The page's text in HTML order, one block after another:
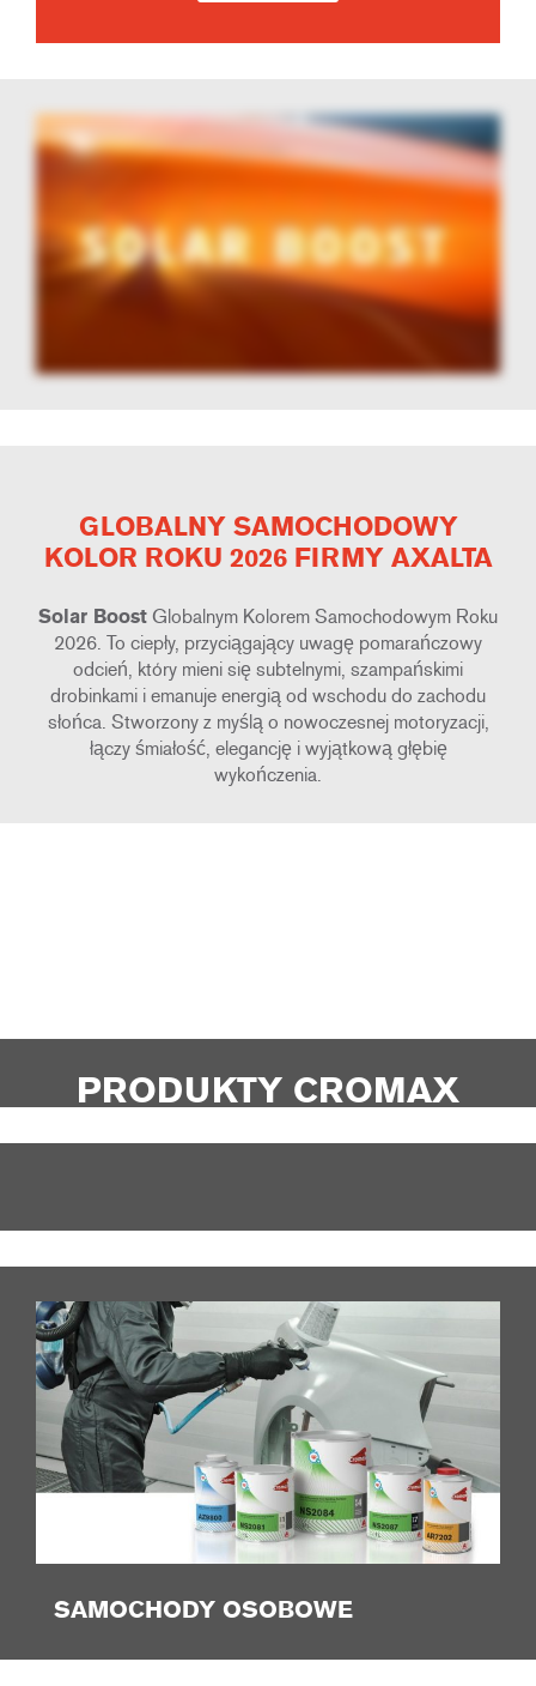
GLOBALNY SAMOCHODOWY
KOLOR ROKU 2026 FIRMY AXALTA
Solar Boost Globalnym Kolorem Samochodowym Roku
2026. To ciepły, przyciągający uwagę pomarańczowy
odcień, który mieni się subtelnymi, szampańskimi
drobinkami i emanuje energią od wschodu do zachodu
słońca. Stworzony z myślą o nowoczesnej motoryzacji,
łączy śmiałość, elegancję i wyjątkową głębię
wykończenia.
PRODUKTY CROMAX
SAMOCHODY OSOBOWE